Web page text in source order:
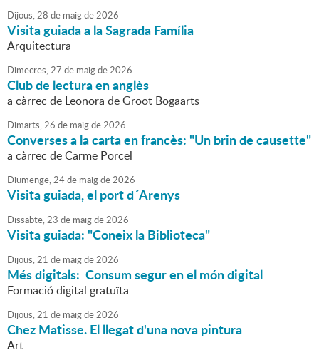
Dijous,28 de maigde2026
Visita guiada a la Sagrada Família
Arquitectura
Dimecres,27 de maigde2026
Club de lectura en anglès
a càrrec de Leonora de Groot Bogaarts
Dimarts,26 de maigde2026
Converses a la carta en francès: "Un brin de causette"
a càrrec de Carme Porcel
Diumenge,24de maigde2026
Visita guiada, el port d´Arenys
Dissabte,23 de maigde2026
Visita guiada: "Coneix la Biblioteca"
Dijous,21 de maigde2026
Més digitals: Consum segur en el món digital
Formació digital gratuïta
Dijous,21 de maigde2026
Chez Matisse. El llegat d'una nova pintura
Art